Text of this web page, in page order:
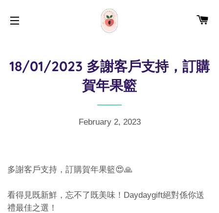
18/01/2023 多謝客戶支持，訂購
賀年果籃
February 2, 2023
多謝客戶支持，訂購賀年果籃😍🙏
看得見既新鮮，忘不了既美味！Daydaygift絕對係你送
禮最佳之選！